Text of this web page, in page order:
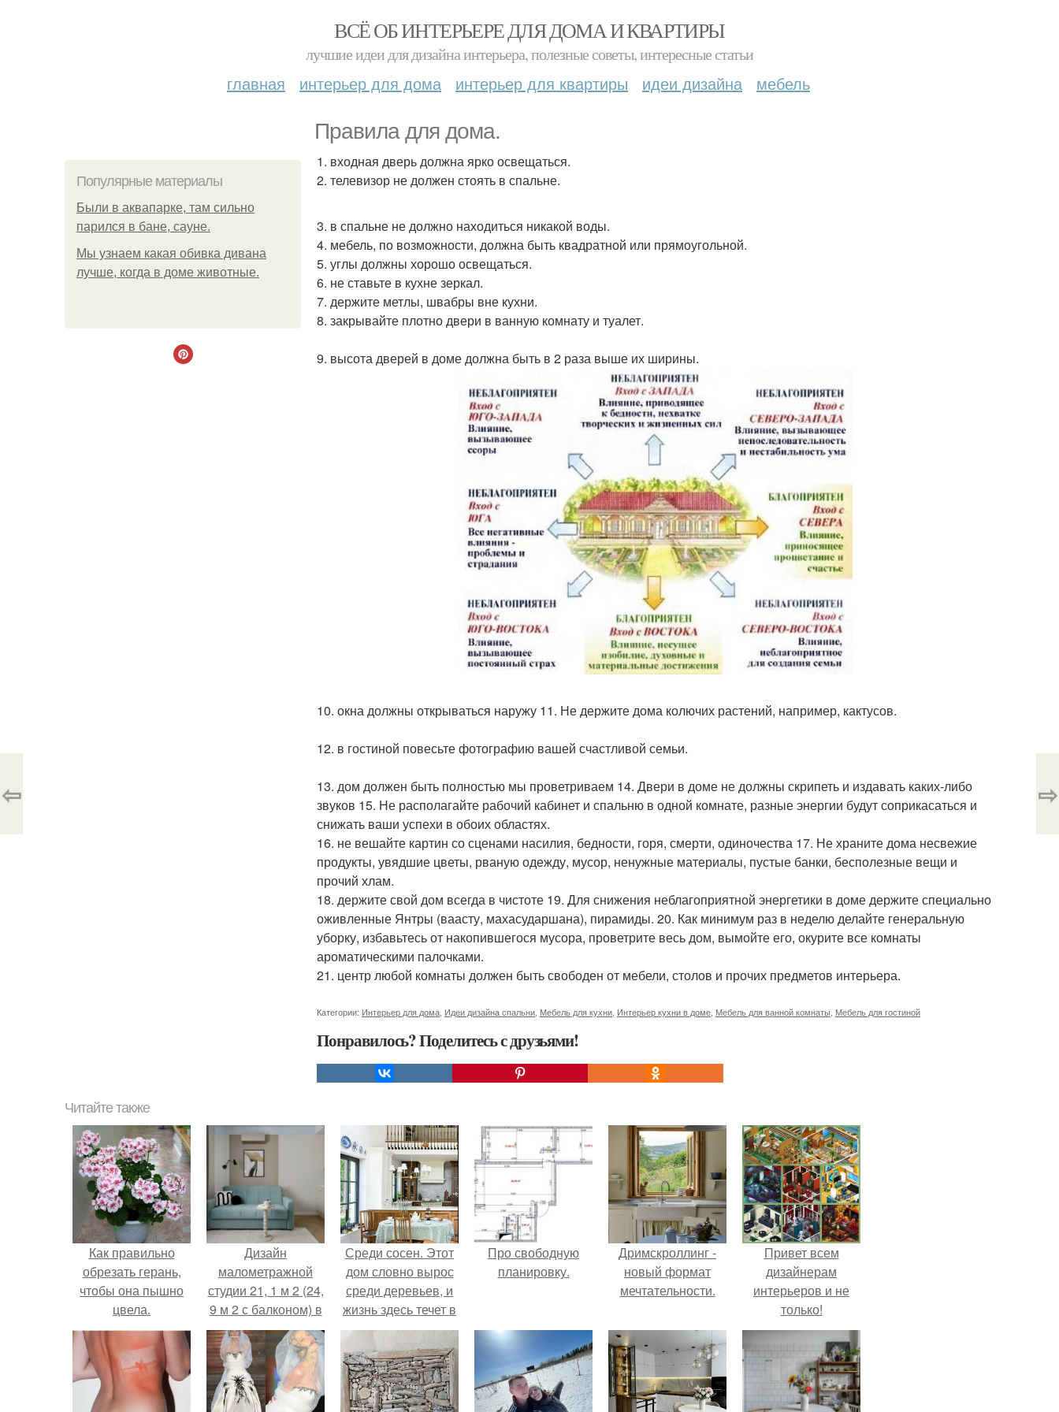
ВСЁ ОБ ИНТЕРЬЕРЕ ДЛЯ ДОМА И КВАРТИРЫ
лучшие идеи для дизайна интерьера, полезные советы, интересные статьи
главная интерьер для дома интерьер для квартиры идеи дизайна мебель
Правила для дома.
Популярные материалы
Были в аквапарке, там сильно
парился в бане, сауне.
Мы узнаем какая обивка дивана
лучше, когда в доме животные.
1. входная дверь должна ярко освещаться.
2. телевизор не должен стоять в спальне.
3. в спальне не должно находиться никакой воды.
4. мебель, по возможности, должна быть квадратной или прямоугольной.
5. углы должны хорошо освещаться.
6. не ставьте в кухне зеркал.
7. держите метлы, швабры вне кухни.
8. закрывайте плотно двери в ванную комнату и туалет.
9. высота дверей в доме должна быть в 2 раза выше их ширины.
10. окна должны открываться наружу 11. Не держите дома колючих растений, например, кактусов.
12. в гостиной повесьте фотографию вашей счастливой семьи.
13. дом должен быть полностью мы проветриваем 14. Двери в доме не должны скрипеть и издавать каких-либо
звуков 15. Не располагайте рабочий кабинет и спальню в одной комнате, разные энергии будут соприкасаться и
снижать ваши успехи в обоих областях.
16. не вешайте картин со сценами насилия, бедности, горя, смерти, одиночества 17. Не храните дома несвежие
продукты, увядшие цветы, рваную одежду, мусор, ненужные материалы, пустые банки, бесполезные вещи и
прочий хлам.
18. держите свой дом всегда в чистоте 19. Для снижения неблагоприятной энергетики в доме держите специально
оживленные Янтры (ваасту, махасударшана), пирамиды. 20. Как минимум раз в неделю делайте генеральную
уборку, избавьтесь от накопившегося мусора, проветрите весь дом, вымойте его, окурите все комнаты
ароматическими палочками.
21. центр любой комнаты должен быть свободен от мебели, столов и прочих предметов интерьера.
Категории: Интерьер для дома Идеи дизайна спальни Мебель для кухни Интерьер кухни в доме Мебель для ванной комнаты Мебель для гостиной
Понравилось? Поделитесь с друзьями!
⇦ ⇨
Читайте также
Как правильно
обрезать герань,
чтобы она пышно
цвела.
Дизайн
малометражной
студии 21, 1 м 2 (24,
9 м 2 с балконом) в
Краснодаре.
Среди сосен. Этот
дом словно вырос
среди деревьев, и
жизнь здесь течет в
собственном ритме
- спокойно, без
спешки и лишнего
шума.
Про свободную
планировку.
Дримскроллинг -
новый формат
мечтательности.
Привет всем
дизайнерам
интерьеров и не
только!